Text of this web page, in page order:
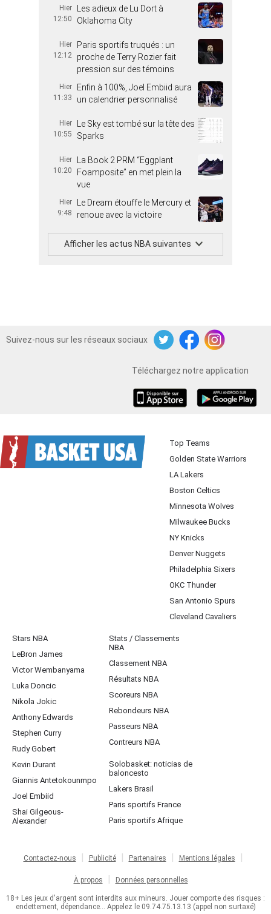
Hier
12:50
Les adieux de Lu Dort à
Oklahoma City
Hier
12:12
Paris sportifs truqués : un
proche de Terry Rozier fait
pression sur des témoins
Hier
11:33
Enfin à 100%, Joel Embiid aura
un calendrier personnalisé
Hier
10:55
Le Sky est tombé sur la tête des
Sparks
Hier
10:20
La Book 2 PRM “Eggplant
Foamposite” en met plein la
vue
Hier
9:48
Le Dream étouffe le Mercury et
renoue avec la victoire
Afficher les actus NBA suivantes
Suivez-nous sur les réseaux sociaux
TwitterFacebookInstagram
Téléchargez notre application
Top Teams
Golden State Warriors
LA Lakers
Boston Celtics
Minnesota Wolves
Milwaukee Bucks
NY Knicks
Denver Nuggets
Philadelphia Sixers
OKC Thunder
San Antonio Spurs
Cleveland Cavaliers
Stars NBA
LeBron James
Victor Wembanyama
Luka Doncic
Nikola Jokic
Anthony Edwards
Stephen Curry
Rudy Gobert
Kevin Durant
Giannis Antetokounmpo
Joel Embiid
Shai Gilgeous-
Alexander
Stats / Classements
NBA
Classement NBA
Résultats NBA
Scoreurs NBA
Rebondeurs NBA
Passeurs NBA
Contreurs NBA
Solobasket: noticias de
baloncesto
Lakers Brasil
Paris sportifs France
Paris sportifs Afrique
Contactez-nous Publicité Partenaires Mentions légales
À propos Données personnelles
18+ Les jeux d'argent sont interdits aux mineurs. Jouer comporte des risques :
endettement, dépendance... Appelez le 09.74.75.13.13 (appel non surtaxé)